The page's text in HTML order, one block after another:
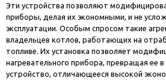
Эти устройства позволяют
приборы, делая их экономными, и не
эксплуатации. Особым спросом такие
владельцев котлов, работающих на
топливе. Их установка позволяет
нагревательного прибора, превращая ее в
устройство, отличающееся высокой